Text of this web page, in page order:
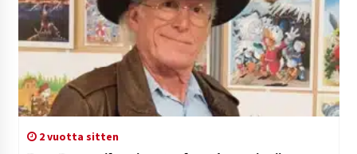
2 vuotta sitten